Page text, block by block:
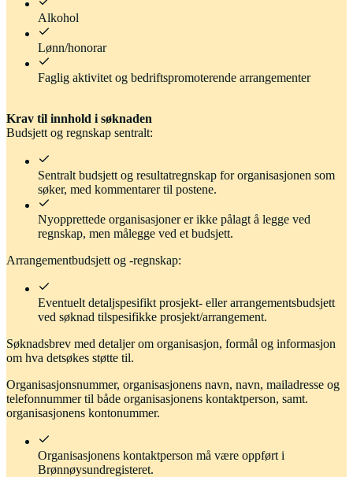
Alkohol
Lønn/honorar
Faglig aktivitet og bedriftspromoterende arrangementer
Krav til innhold i søknaden
Budsjett og regnskap sentralt:
Sentralt budsjett og resultatregnskap for organisasjonen som
søker, med kommentarer til postene.
Nyopprettede organisasjoner er ikke pålagt å legge ved
regnskap, men målegge ved et budsjett.
Arrangementbudsjett og -regnskap:
Eventuelt detaljspesifikt prosjekt- eller arrangementsbudsjett
ved søknad tilspesifikke prosjekt/arrangement.
Søknadsbrev med detaljer om organisasjon, formål og informasjon
om hva detsøkes støtte til.
Organisasjonsnummer, organisasjonens navn, navn, mailadresse og
telefonnummer til både organisasjonens kontaktperson, samt.
organisasjonens kontonummer.
Organisasjonens kontaktperson må være oppført i
Brønnøysundregisteret.